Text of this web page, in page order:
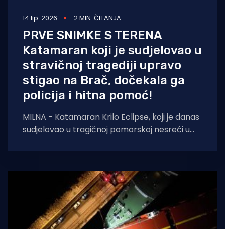
14 lip. 2026 2 MIN. ČITANJA
PRVE SNIMKE S TERENA
Katamaran koji je sudjelovao u
stravičnoj tragediji upravo
stigao na Brač, dočekala ga
policija i hitna pomoć!
MILNA - Katamaran Krilo Eclipse, koji je danas
sudjelovao u tragičnoj pomorskoj nesreći u